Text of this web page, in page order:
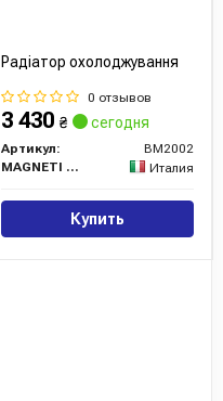
Радіатор охолоджування
0 отзывов
3 430 ₴ сегодня
Артикул:
BM2002
MAGNETI MARELLI
Италия
Купить